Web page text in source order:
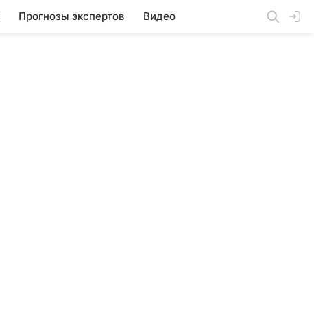
Прогнозы экспертов Видео